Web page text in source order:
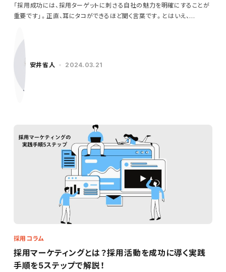
「採用成功には、採用ターゲットに刺さる自社の魅力を明確にすることが
重要です」。正直、耳にタコができるほど聞く言葉です。とはいえ、…
安井省人 2024.03.21
採用コラム
採用マーケティングとは？採用活動を成功に導く実践
手順を5ステップで解説！